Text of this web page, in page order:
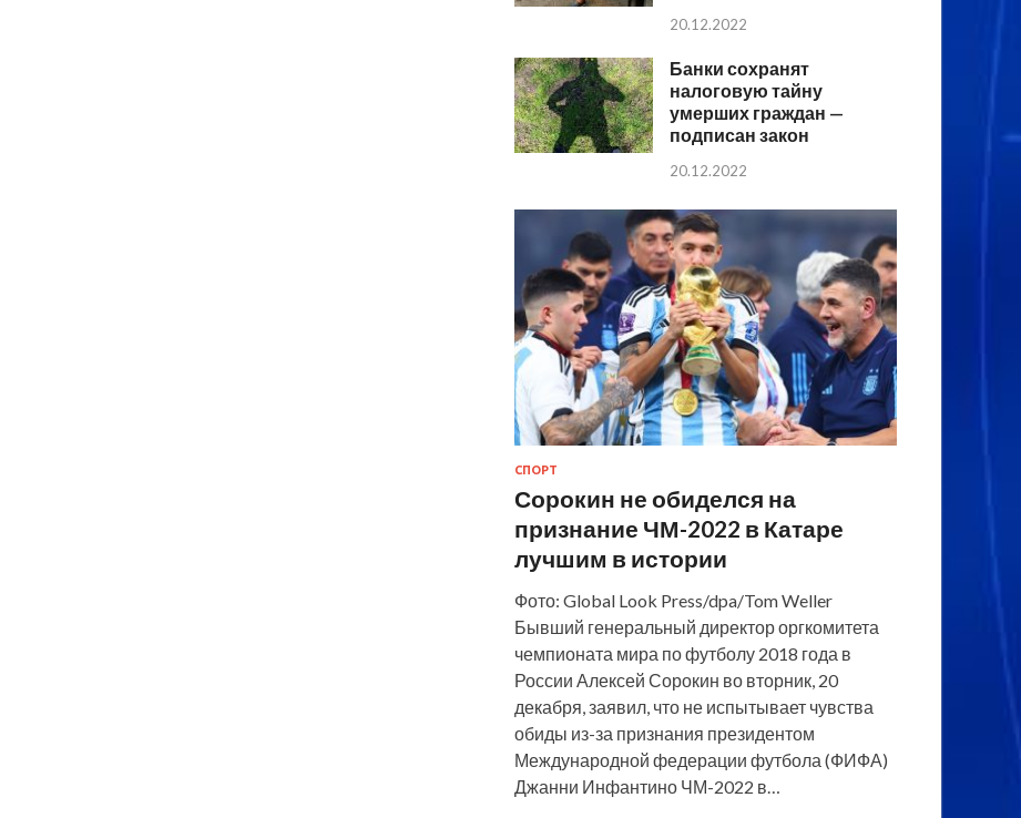
20.12.2022
Банки сохранят
налоговую тайну
умерших граждан —
подписан закон
20.12.2022
СПОРТ
Сорокин не обиделся на
признание ЧМ-2022 в Катаре
лучшим в истории
Фото: Global Look Press/dpa/Tom Weller
Бывший генеральный директор оргкомитета
чемпионата мира по футболу 2018 года в
России Алексей Сорокин во вторник, 20
декабря, заявил, что не испытывает чувства
обиды из-за признания президентом
Международной федерации футбола (ФИФА)
Джанни Инфантино ЧМ-2022 в…